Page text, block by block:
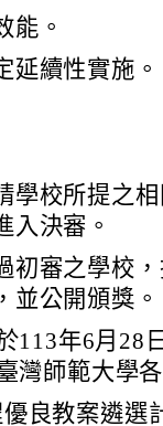
能。
延續性實施。
學校所提之
入決審。
初審之學校
並公開頒獎。
113年6月28
灣師範大學
良教案遴選